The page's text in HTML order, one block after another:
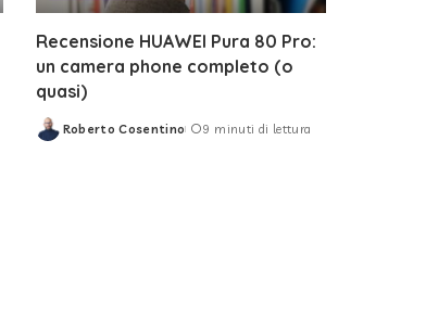
Recensione HUAWEI Pura 80 Pro:
un camera phone completo (o
quasi)
Posted
Roberto Cosentino 9 minuti di lettura